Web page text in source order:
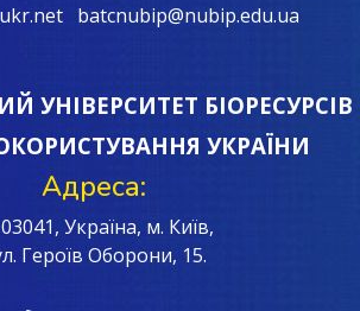
batcnubip@nubip.edu.ua
УНІВЕРСИТЕТ БІОРЕСУРСІВ
УКРАЇНИ
Адреса:
03041, Україна, м. Київ,
Героїв Oборони, 15.